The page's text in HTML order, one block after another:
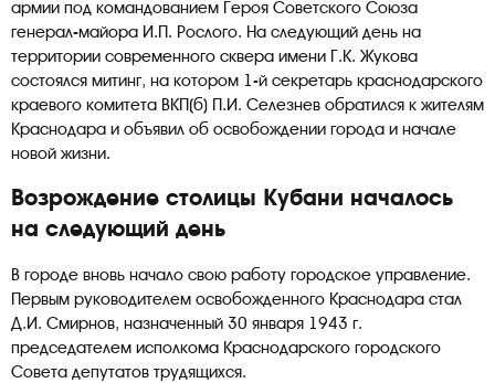
армии под командованием Героя Советского Союза
генерал-майора И.П. Рослого. На следующий день на
территории современного сквера имени Г.К. Жукова
состоялся митинг, на котором 1-й секретарь краснодарского
краевого комитета ВКП(б) П.И. Селезнев обратился к жителям
Краснодара и объявил об освобождении города и начале
новой жизни.
Возрождение столицы Кубани началось
на следующий день
В городе вновь начало свою работу городское управление.
Первым руководителем освобожденного Краснодара стал
Д.И. Смирнов, назначенный 30 января 1943 г.
председателем исполкома Краснодарского городского
Совета депутатов трудящихся.